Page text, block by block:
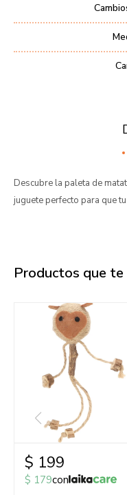
Descubre la paleta de
juguete perfecto para que
Productos que
$ 199
$ 179con